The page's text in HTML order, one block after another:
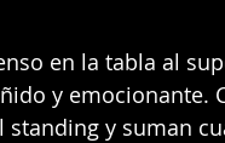
en la tabla al
y emocionante.
y suman